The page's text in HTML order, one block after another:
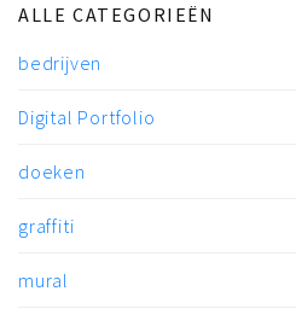
ALLE CATEGORIEËN
bedrijven
Digital Portfolio
doeken
graffiti
mural